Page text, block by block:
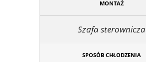
MONTAŻ
Szafa sterownicza
SPOSÓB CHŁODZENIA